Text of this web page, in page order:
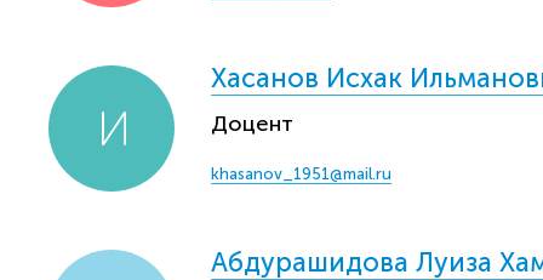
Хасанов Исхак
Доцент
khasanov_1951@mail.ru
Абдурашидова Луиза